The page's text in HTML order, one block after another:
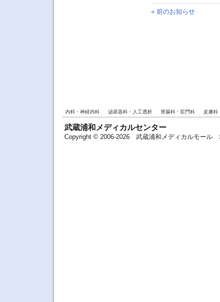
« 前のお知らせ
内科・神経内科 泌尿器科・人工透析 胃腸科・肛門科 皮膚科
武蔵浦和メディカルセンター
Copyright © 2006-2026 武蔵浦和メディカルモール